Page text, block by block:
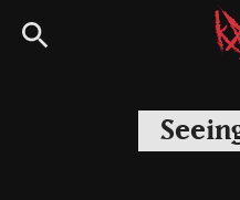
Siirry
suoraan